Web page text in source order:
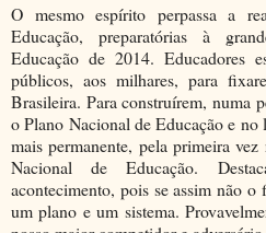
O mesmo espírito perpassa a
Educação, preparatórias à
Educação de 2014. Educadores
públicos, aos milhares, para
Brasileira. Para construírem, numa
o Plano Nacional de Educação e
mais permanente, pela primeira
Nacional de Educação.
acontecimento, pois se assim não
um plano e um sistema.